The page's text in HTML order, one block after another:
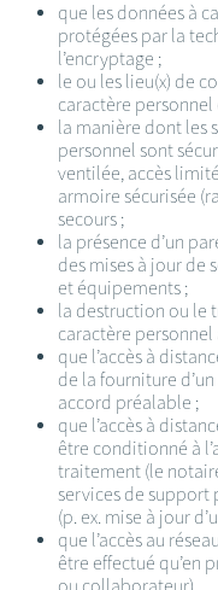
que les données à
protégées par la
l’encryptage ;
le ou les lieu(x) de
caractère
la manière dont les
personnel sont
ventilée, accès
armoire sécurisée
secours ;
la présence d’un
des mises à jour de
et équipements ;
la destruction ou le
caractère
que l’accès à
de la fourniture
accord préalable ;
que l’accès à
être conditionné à
traitement (le
services de
(p. ex. mise à jour
que l’accès au
être effectué qu’en